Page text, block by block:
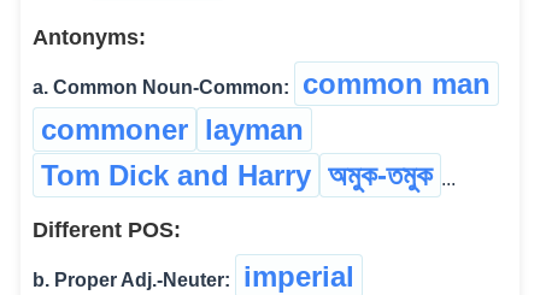
Antonyms:
a. Common Noun-Common:
common man
commoner layman
Tom Dick and Harry অমুক-তমুক ...
Different POS:
b. Proper Adj.-Neuter:
imperial